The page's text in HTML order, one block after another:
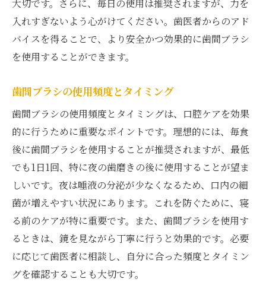
大切です。さらに、毎日の使用は推奨されますが、力を
入れすぎないよう心がけてください。歯医者からのアド
バイスを得ることで、より安全かつ効果的に歯間ブラシ
を使用することができます。
歯間ブラシの使用頻度とタイミング
歯間ブラシの使用頻度とタイミングは、口腔ケアを効果
的に行うために重要なポイントです。理想的には、毎食
後に歯間ブラシを使用することが推奨されますが、最低
でも1日1回、特に夜の歯磨きの後に使用することが望ま
しいです。夜は唾液の分泌が少なくなるため、口内の細
菌が増えやすい状況にあります。これを防ぐために、寝
る前のケアが特に重要です。また、歯間ブラシを使用す
るときは、鏡を見ながら丁寧に行うと効果的です。必要
に応じて歯医者に相談し、自分に合った頻度とタイミン
グを確認することも大切です。